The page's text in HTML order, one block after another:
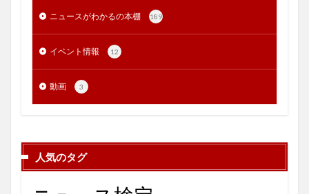
ニュースがわかるの本棚 189
イベント情報 12
動画 3
人気のタグ